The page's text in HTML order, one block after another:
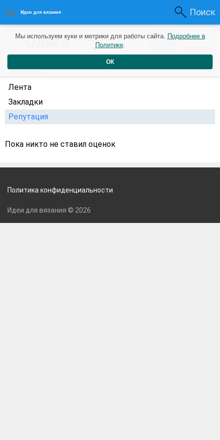
Идеи для вязания Поиск
Ольга1 месяц назад 0 0
Профиль
Лента
Закладки
Репутация
Пока никто не ставил оценок
Мы используем куки и метрики для работы сайта. Подробнее в
Политике.
ОК
Политика конфиденциальности
Идеи для вязания © 2026